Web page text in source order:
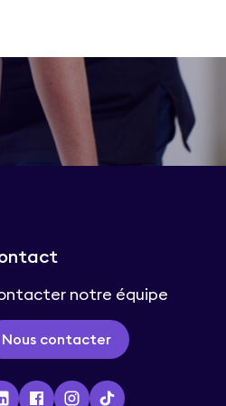
notre équipe
Nous contacter